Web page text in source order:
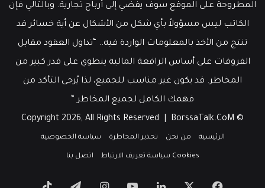
المطروحة على الموقع سوف يفضي إلى أرباح تجارية. وبالتالي فإن
الكاتب ليس مسؤولاً بأي شكل من الأشكال عن أية خسائر قد
تنتج من الأخذ بالمعلومات الواردة فيه.. “تداول العقود مقابل
الفروقات على أساس الرافعة المالية ينطوي على قدر كبير من
المخاطر. قد يكون غير مناسب للجميع، لذا يُرجى التأكد من
فهمك الكامل لجميع المخاطر “
© Copyright 2026, All Rights Reserved |
BorssaTalk.CoM
الرئيسية من نحن تحذير المخاطرة سياسة الخصوصية
Cookies سياسة تعريف الارتباط اتصل بنا